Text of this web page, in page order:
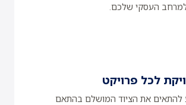
העסקי שלכם.
לכל פרויקט
להתאים את הציוד המושלם בהתאם